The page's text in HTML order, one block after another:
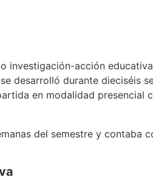
investigación-acción
desarrolló durante dieciséis
en modalidad presencial
del semestre y contaba